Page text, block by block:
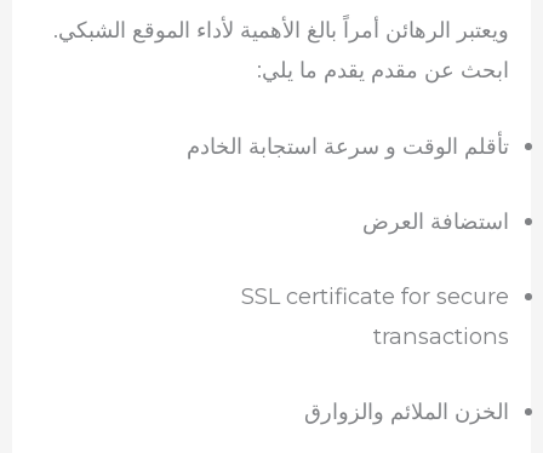
ويعتبر الرهائن أمراً بالغ الأهمية لأداء الموقع الشبكي.
ابحث عن مقدم يقدم ما يلي:
تأقلم الوقت و سرعة استجابة الخادم
استضافة العرض
SSL certificate for secure
transactions
الخزن الملائم والزوارق